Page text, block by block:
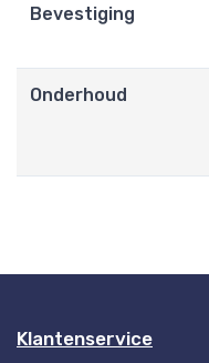
Bevestiging
Onderhoud
Klantenservice